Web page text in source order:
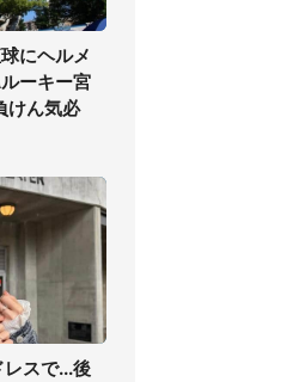
にヘルメ
ーキー宮
けん気必
スで...後